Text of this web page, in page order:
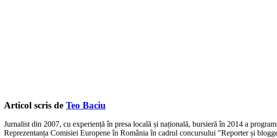
Articol scris de Teo Baciu
Jurnalist din 2007, cu experiență în presa locală și națională, bursieră în 2014 a
Reprezentanța Comisiei Europene în România în cadrul concursului "Reporter și